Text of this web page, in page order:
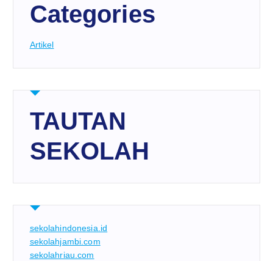
Categories
Artikel
TAUTAN
SEKOLAH
sekolahindonesia.id
sekolahjambi.com
sekolahriau.com